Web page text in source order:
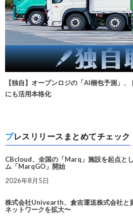
【独自】オープンロジの「AI梱包予測」
にも活用本格化
プレスリリースまとめてチェック
CBcloud、全国の「Marq」施設を起点と
ム「MarqGO」開始
2026年8月5日
株式会社Univearth、倉吉運送株式会社と
ネットワークを拡大〜